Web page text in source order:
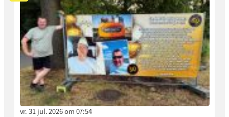
vr. 31 jul. 2026 om 07:54